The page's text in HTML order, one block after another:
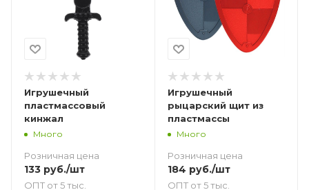
Игрушечный
пластмассовый
кинжал
Много
Розничная цена
133 руб./шт
ОПТ от 5 тыс.
Игрушечный
рыцарский щит из
пластмассы
Много
Розничная цена
184 руб./шт
ОПТ от 5 тыс.